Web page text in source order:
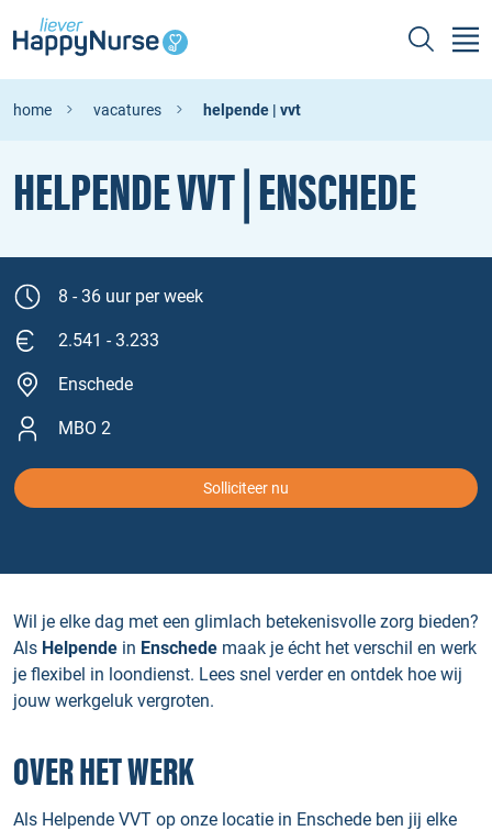
home vacatures helpende | vvt
HELPENDE VVT | ENSCHEDE
8 - 36 uur per week
2.541 - 3.233
Enschede
MBO 2
Solliciteer nu
Wil je elke dag met een glimlach betekenisvolle zorg bieden?
Als Helpende in Enschede maak je écht het verschil en werk
je flexibel in loondienst. Lees snel verder en ontdek hoe wij
jouw werkgeluk vergroten.
OVER HET WERK
Als Helpende VVT op onze locatie in Enschede ben jij elke